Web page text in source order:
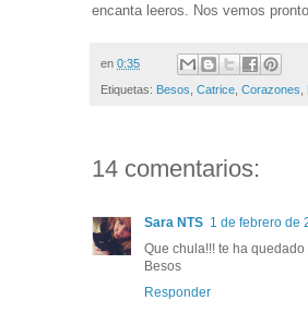
encanta leeros. Nos vemos
en 0:35
Etiquetas: Besos Catrice Corazones
14 comentarios:
Sara NTS 1 de febrero de
Que chula!!! te ha quedado
Besos
Responder